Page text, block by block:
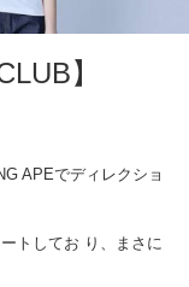
】
APEでディレクショ
トしてお り、まさに